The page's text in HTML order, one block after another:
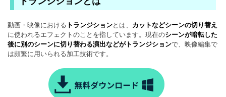
動画・映像における トランジションとは、 カットなどシーンの切り替え
に使われるエフェクトのことを指しています。現在のシーンが暗転した
後に別のシーンに切り替わる演出などがトランジションで、映像編集で
は頻繁に用いられる加工技術です。